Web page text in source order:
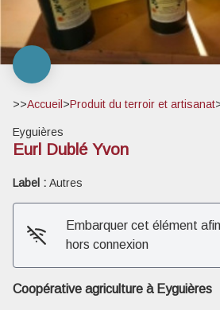
Voir
>>Accueil >Produit du terroir et artisanat
Eyguières
Eurl Dublé Yvon
Label : Autres
Embarquer cet élément
hors connexion
Coopérative agriculture à Eyguières